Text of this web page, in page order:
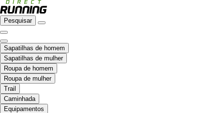
Pesquisar
Sapatilhas de homem
Sapatilhas de mulher
Roupa de homem
Roupa de mulher
Trail
Caminhada
Equipamentos